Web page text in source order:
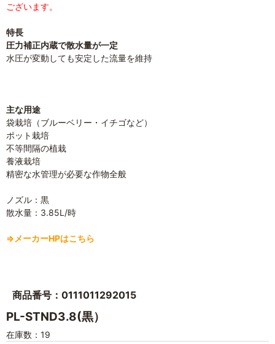
ございます。
特長
圧力補正内蔵で散水量が一定
水圧が変動しても安定した流量を維持
主な用途
袋栽培（ブルーベリー・イチゴなど）
ポット栽培
不等間隔の植栽
養液栽培
精密な水管理が必要な作物全般
ノズル：黒
散水量：3.85L/時
⇒メーカーHPはこちら
商品番号：0111011292015
PL-STND3.8(黒）
在庫数：19